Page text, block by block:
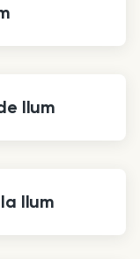
llum
llum